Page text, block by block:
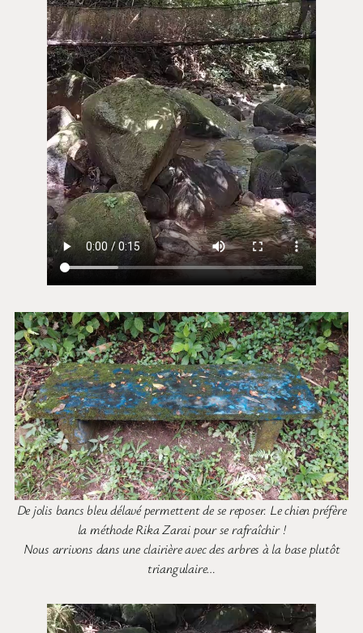
De jolis bancs bleu délavé permettent de se reposer. Le chien préfère
la méthode Rika Zarai pour se rafraîchir !
Nous arrivons dans une clairière avec des arbres à la base plutôt
triangulaire…